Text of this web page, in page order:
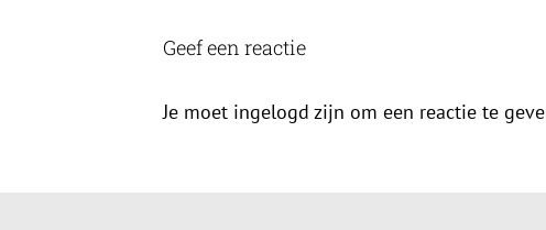
Geef een reactie
Je moet ingelogd zijn om een reactie te